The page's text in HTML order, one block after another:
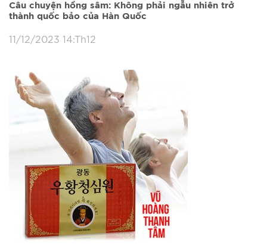
Câu chuyện hồng sâm: Không phải ngẫu nhiên trở
thành quốc bảo của Hàn Quốc
11/12/2023 14:Th12